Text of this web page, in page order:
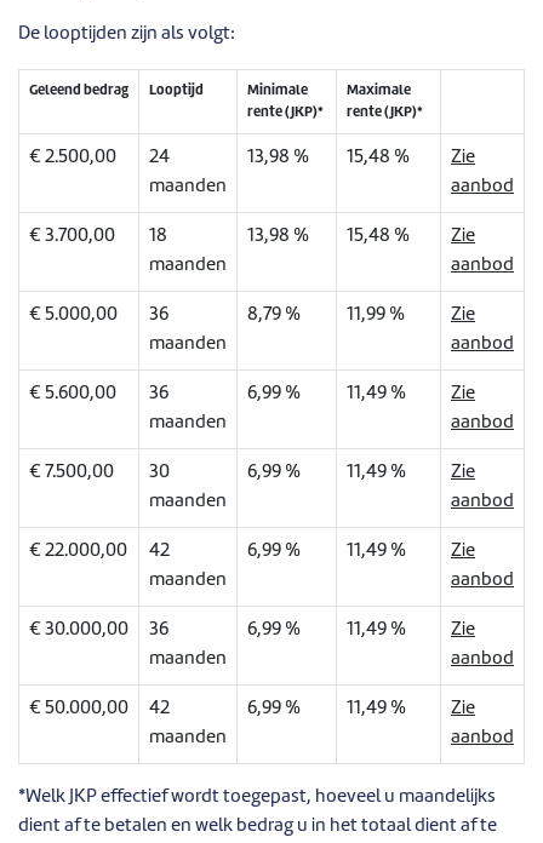
De looptijden zijn als volgt:
Geleend bedrag Looptijd
Minimale
rente (JKP)*
Maximale
rente (JKP)*
€ 2.500,00
24
maanden
13,98 % 15,48 %
Zie
aanbod
€ 3.700,00
18
maanden
13,98 % 15,48 %
Zie
aanbod
€ 5.000,00
36
maanden
8,79 % 11,99 %
Zie
aanbod
€ 5.600,00
36
maanden
6,99 % 11,49 %
Zie
aanbod
€ 7.500,00
30
maanden
6,99 % 11,49 %
Zie
aanbod
€ 22.000,00
42
maanden
6,99 % 11,49 %
Zie
aanbod
€ 30.000,00
36
maanden
6,99 % 11,49 %
Zie
aanbod
€ 50.000,00
42
maanden
6,99 % 11,49 %
Zie
aanbod
*Welk JKP effectief wordt toegepast, hoeveel u maandelijks
dient af te betalen en welk bedrag u in het totaal dient af te